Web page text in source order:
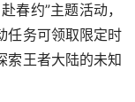
春约”主题活动，
任务可领取限定时
索王者大陆的未知